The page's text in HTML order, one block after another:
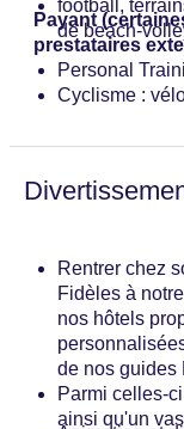
football,
de beach-
Payant
prestataires
Personal
Cyclisme :
Rentrer chez
Fidèles à
nos hôtels
de nos
Parmi celles-
ainsi qu'un